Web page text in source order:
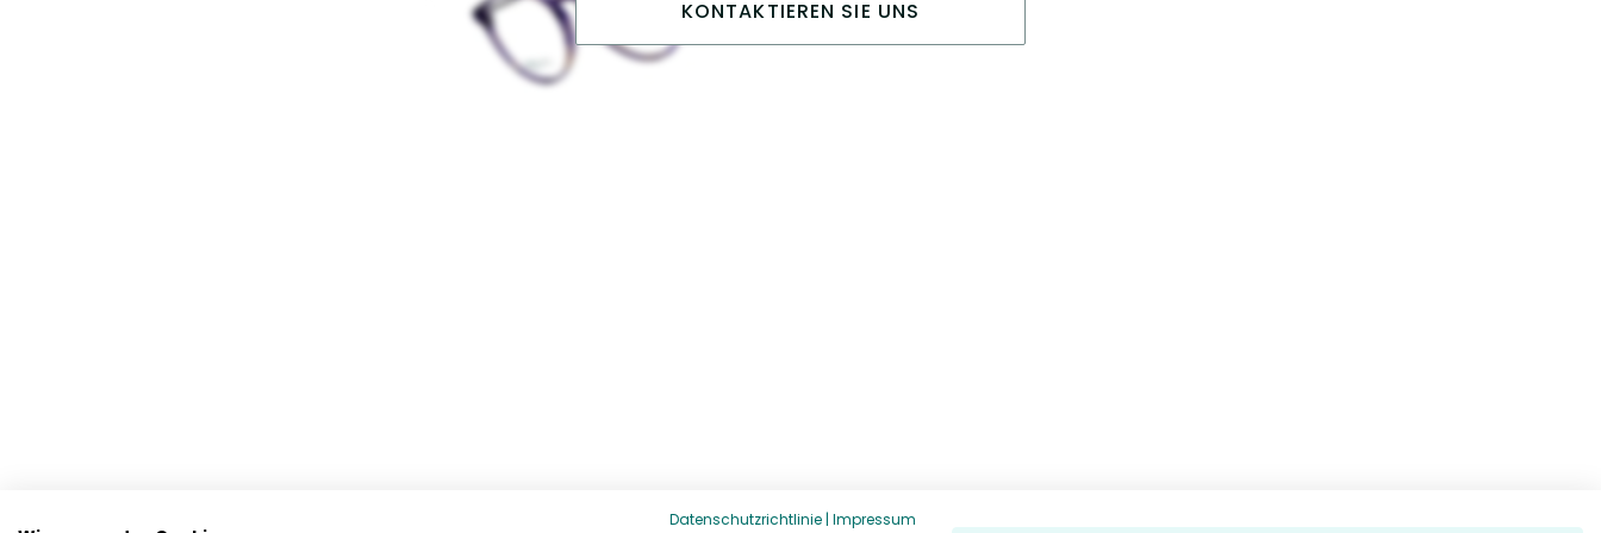
KONTAKTIEREN SIE UNS
Datenschutzrichtlinie | Impressum